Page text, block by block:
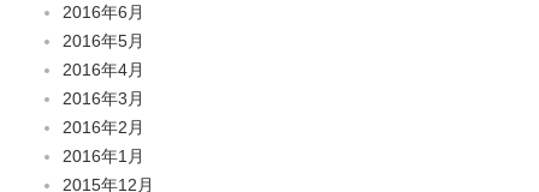
2016年6月
2016年5月
2016年4月
2016年3月
2016年2月
2016年1月
2015年12月